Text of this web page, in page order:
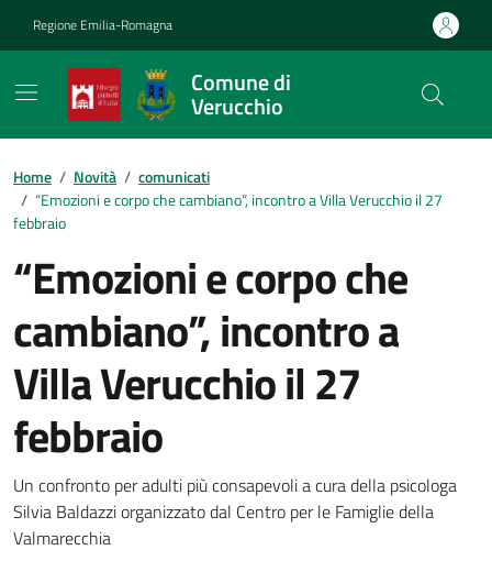
Regione Emilia-Romagna
Comune di
Verucchio
Contenuti in evidenza
Home / Novità / comunicati
/ “Emozioni e corpo che cambiano”, incontro a Villa Verucchio il 27
febbraio
“Emozioni e corpo che
cambiano”, incontro a
Villa Verucchio il 27
febbraio
Dettagli della notizia
Un confronto per adulti più consapevoli a cura della psicologa
Silvia Baldazzi organizzato dal Centro per le Famiglie della
Valmarecchia